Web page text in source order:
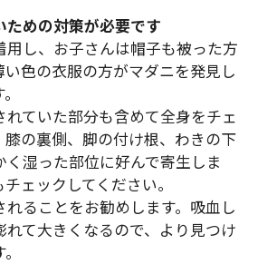
ための対策が必要です
用し、お子さんは帽子も被った方
色の衣服の方がマダニを発見し
ていた部分も含めて全身をチェ
膝の裏側、脚の付け根、わきの下
湿った部位に好んで寄生しま
ェックしてください。
ることをお勧めします。吸血し
て大きくなるので、より見つけ